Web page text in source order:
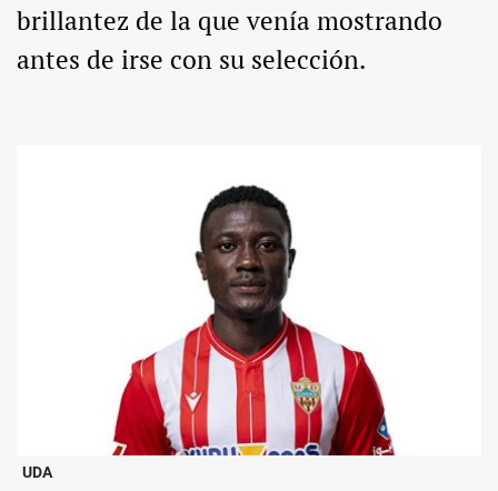
brillantez de la que venía mostrando
antes de irse con su selección.
UDA